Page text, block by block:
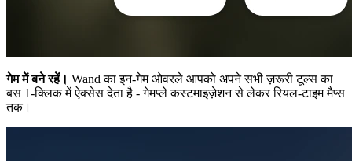
गेम में बने रहें। Wand का इन-गेम ओवरले आपको अपने सभी ज़रूरी टूल्स का
बस 1-क्लिक में ऐक्सेस देता है - गेमप्ले कस्टमाइज़ेशन से लेकर रियल-टाइम मैप्स
तक।